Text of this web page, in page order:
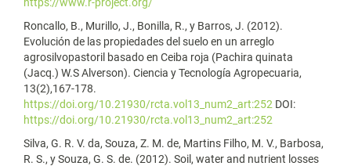
Roncallo, B., Murillo, J., Bonilla, R., y Barros, J. (2012).
Evolución de las propiedades del suelo en un arreglo
agrosilvopastoril basado en Ceiba roja (Pachira quinata
(Jacq.) W.S Alverson). Ciencia y Tecnología Agropecuaria,
13(2),167-178.
https://doi.org/10.21930/rcta.vol13_num2_art:252 DOI:
https://doi.org/10.21930/rcta.vol13_num2_art:252
Silva, G. R. V. da, Souza, Z. M. de, Martins Filho, M. V., Barbosa,
R. S., y Souza, G. S. de. (2012). Soil, water and nutrient losses